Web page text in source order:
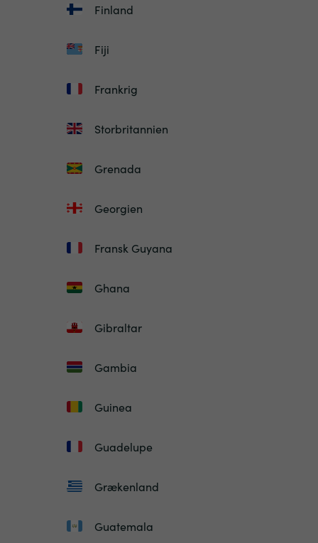
Finland
Fiji
Frankrig
Storbritannien
Grenada
Georgien
Fransk Guyana
Ghana
Gibraltar
Gambia
Guinea
Guadelupe
Grækenland
Guatemala